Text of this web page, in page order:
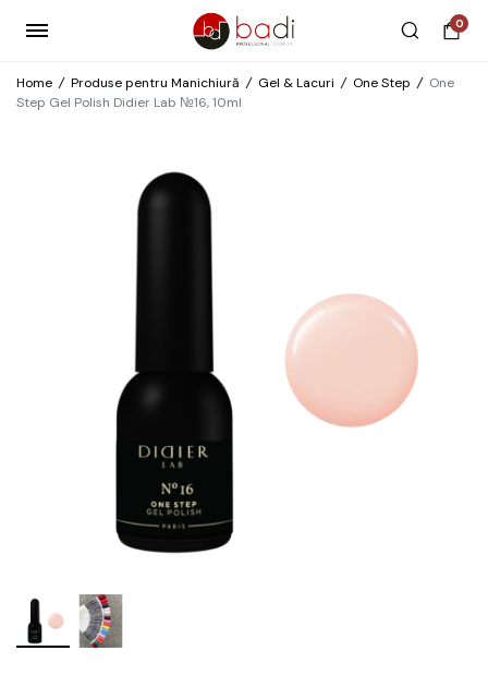
0
Home / Produse pentru Manichiură / Gel & Lacuri / One Step / One
Step Gel Polish Didier Lab №16, 10ml